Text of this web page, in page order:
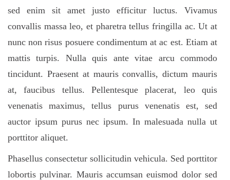
sed enim sit amet justo efficitur luctus. Vivamus
convallis massa leo, et pharetra tellus fringilla ac. Ut at
nunc non risus posuere condimentum at ac est. Etiam at
mattis turpis. Nulla quis ante vitae arcu commodo
tincidunt. Praesent at mauris convallis, dictum mauris
at, faucibus tellus. Pellentesque placerat, leo quis
venenatis maximus, tellus purus venenatis est, sed
auctor ipsum purus nec ipsum. In malesuada nulla ut
porttitor aliquet.
Phasellus consectetur sollicitudin vehicula. Sed porttitor
lobortis pulvinar. Mauris accumsan euismod dolor sed